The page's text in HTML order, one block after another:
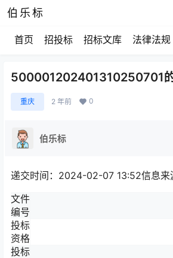
伯乐标
首页 招投标 招标文库 法律法规
500001202401310250701
重庆 2 年前 0
伯乐标
递交时间：2024-02-07 13:52信息来
文件
编号
投标
资格
投标